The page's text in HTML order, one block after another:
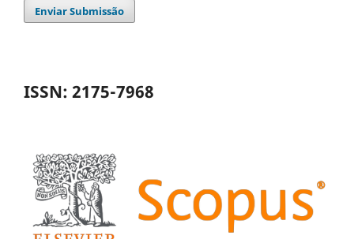
Enviar Submissão
ISSN: 2175-7968